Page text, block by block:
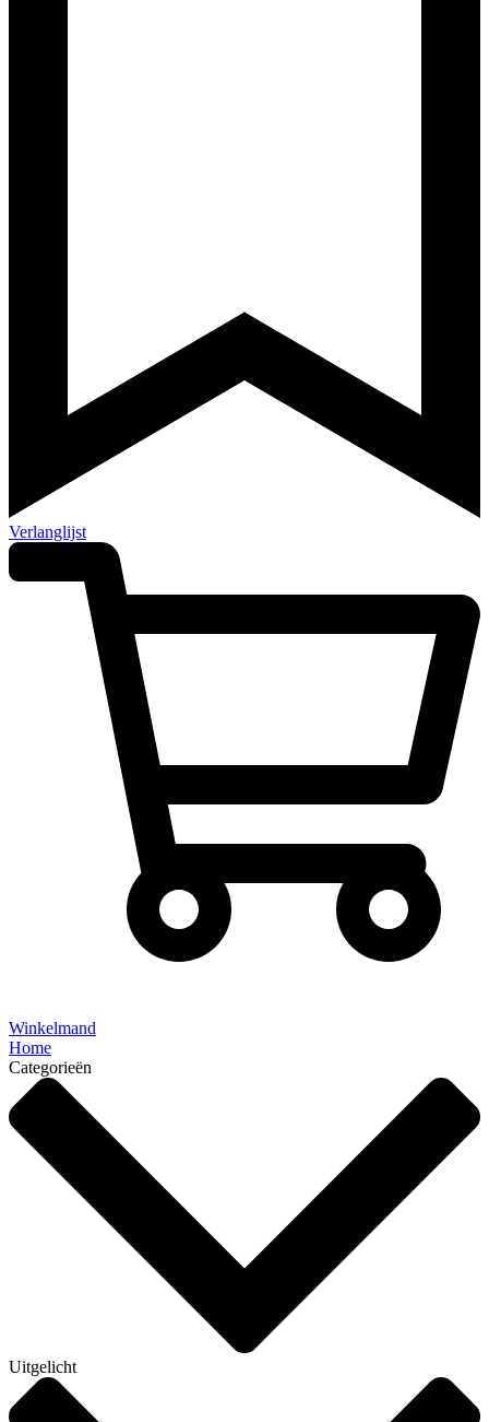
Verlanglijst
Winkelmand
Home
Categorieën
Uitgelicht